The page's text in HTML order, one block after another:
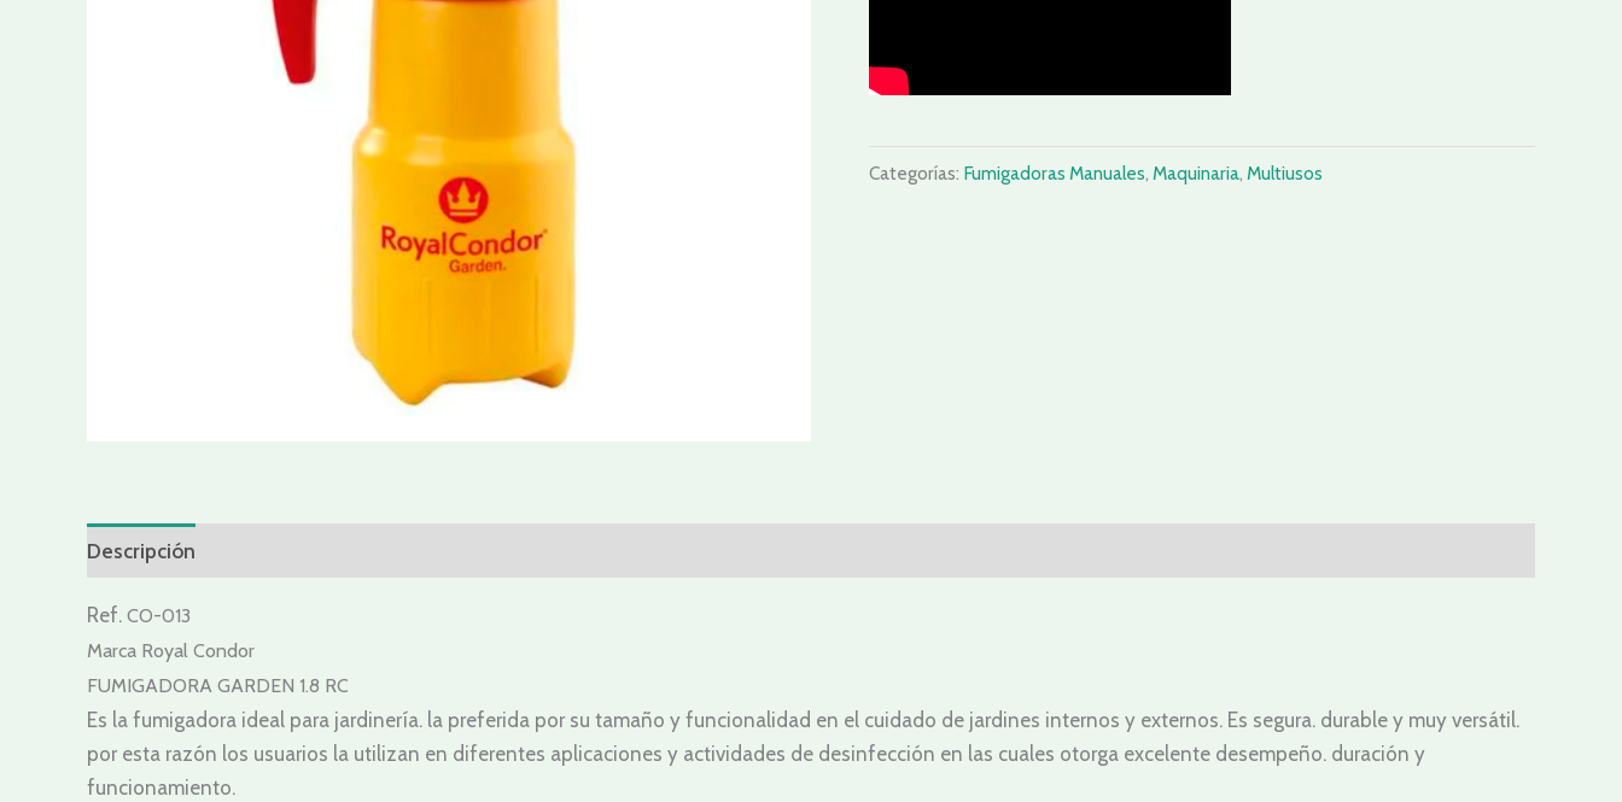
Categorías: Fumigadoras Manuales, Maquinaria, Multiusos
Descripción
Ref. CO-013
Marca Royal Condor
FUMIGADORA GARDEN 1.8 RC
Es la fumigadora ideal para jardinería. la preferida por su tamaño y funcionalidad en el cuidado de jardines internos y externos. Es segura. durable y muy versátil.
por esta razón los usuarios la utilizan en diferentes aplicaciones y actividades de desinfección en las cuales otorga excelente desempeño. duración y
funcionamiento.